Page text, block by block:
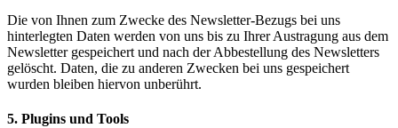
Die von Ihnen zum Zwecke des Newsletter-Bezugs bei uns
hinterlegten Daten werden von uns bis zu Ihrer Austragung aus dem
Newsletter gespeichert und nach der Abbestellung des Newsletters
gelöscht. Daten, die zu anderen Zwecken bei uns gespeichert
wurden bleiben hiervon unberührt.
5. Plugins und Tools